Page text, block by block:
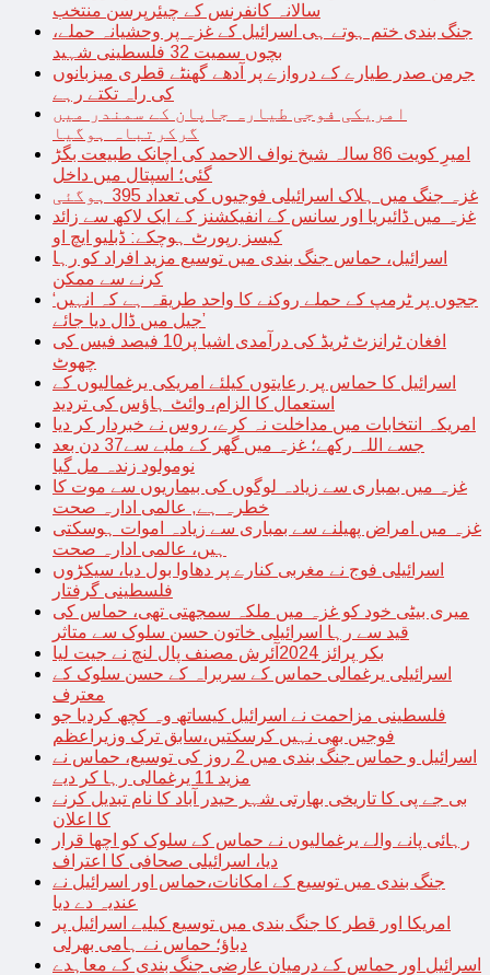
سالانہ کانفرنس کے چیئرپرسن منتخب
جنگ بندی ختم ہوتے ہی اسرائیل کے غزہ پر وحشیانہ حملے،
بچوں سمیت 32 فلسطینی شہید
جرمن صدر طیارے کے دروازے پر آدھے گھنٹے قطری میزبانوں
کی راہ تکتے رہے
امریکی فوجی طیارہ جاپان کے سمندر میں
گرکرتباہ ہوگیا
امیرِ کویت 86 سالہ شیخ نواف الاحمد کی اچانک طبیعت بگڑ
گئی؛ اسپتال میں داخل
غزہ جنگ میں ہلاک اسرائیلی فوجیوں کی تعداد 395 ہوگئی
غزہ میں ڈائیریا اور سانس کے انفیکشنز کے ایک لاکھ سے زائد
کیسز رپورٹ ہوچکے: ڈبلیو ایچ او
اسرائیل، حماس جنگ بندی میں توسیع مزید افراد کو رہا
کرنے سے ممکن
‘ججوں پر ٹرمپ کے حملے روکنے کا واحد طریقہ ہے کہ انہیں
جیل میں ڈال دیا جائے’
افغان ٹرانزٹ ٹریڈ کی درآمدی اشیا پر10 فیصد فیس کی
چھوٹ
اسرائیل کا حماس پر رعایتوں کیلئے امریکی یرغمالیوں کے
استعمال کا الزام، وائٹ ہاؤس کی تردید
امریکہ انتخابات میں مداخلت نہ کرے، روس نے خبردار کر دیا
جسے اللہ رکھے؛ غزہ میں گھر کے ملبے سے37 دن بعد
نومولود زندہ مل گیا
غزہ میں بمباری سے زیادہ لوگوں کی بیماریوں سے موت کا
خطرہ ہے, عالمی ادارہ صحت
غزہ میں امراض پھیلنے سے بمباری سے زیادہ اموات ہوسکتی
ہیں، عالمی ادارہ صحت
اسرائیلی فوج نے مغربی کنارے پر دھاوا بول دیا، سیکڑوں
فلسطینی گرفتار
میری بیٹی خود کو غزہ میں ملکہ سمجھتی تھی، حماس کی
قید سے رہا اسرائیلی خاتون حسن سلوک سے متاثر
بکر پرائز 2024آئرش مصنف پال لنچ نے جیت لیا
اسرائیلی یرغمالی حماس کے سربراہ کے حسن سلوک کے
معترف
فلسطینی مزاحمت نے اسرائیل کیساتھ وہ کچھ کردیا جو
فوجیں بھی نہیں کرسکتیں،سابق ترک وزیراعظم
اسرائیل و حماس جنگ بندی میں 2 روز کی توسیع، حماس نے
مزید 11 یرغمالی رہا کر دیے
بی جے پی کا تاریخی بھارتی شہر حیدر آباد کا نام تبدیل کرنے
کا اعلان
رہائی پانے والے یرغمالیوں نے حماس کے سلوک کو اچھا قرار
دیا، اسرائیلی صحافی کا اعتراف
جنگ بندی میں توسیع کے امکانات،حماس اور اسرائیل نے
عندیہ دے دیا
امریکا اور قطر کا جنگ بندی میں توسیع کیلیے اسرائیل پر
دباؤ؛ حماس نے ہامی بھرلی
اسرائیل اور حماس کے درمیان عارضی جنگ بندی کے معاہدے